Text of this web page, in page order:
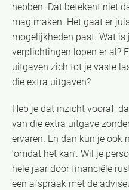
hebben. Dat betekent niet
mag maken. Het gaat er
mogelijkheden past. Wat
verplichtingen lopen er al?
uitgaven zich tot je vaste
die extra uitgaven?
Heb je dat inzicht vooraf,
van die extra uitgave
ervaren. En dan kun je ook
‘omdat het kan’. Wil je
hele jaar door financiële
een afspraak met de